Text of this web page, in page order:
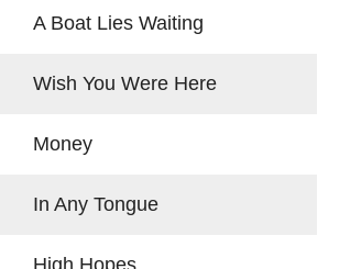
Lies Waiting
You Were Here
Any Tongue
Hopes